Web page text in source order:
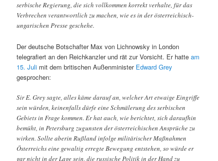
serbische Regierung, die sich vollkommen korrekt verhalte, für das
Verbrechen verantwortlich zu machen, wie es in der österreichisch-
ungarischen Presse geschehe.
Der deutsche Botschafter Max von Lichnowsky in London
telegrafiert an den Reichkanzler und rät zur Vorsicht. Er hatteam
15. Juli mit dem britischen Außenminister Edward Grey
gesprochen:
Sir E. Grey sagte, alles käme darauf an, welcher Art etwaige Eingriffe
sein würden, keinenfalls dürfe eine Schmälerung des serbischen
Gebiets in Frage kommen. Er hat auch, wie berichtet, sich daraufhin
bemüht, in Petersburg zugunsten der österreichischen Ansprüche zu
wirken. Sollte aberin Rußland infolge militärischer Maßnahmen
Österreichs eine gewaltig erregte Bewegung entstehen, so würde er
gar nicht in der Lage sein, die russische Politik in der Hand zu